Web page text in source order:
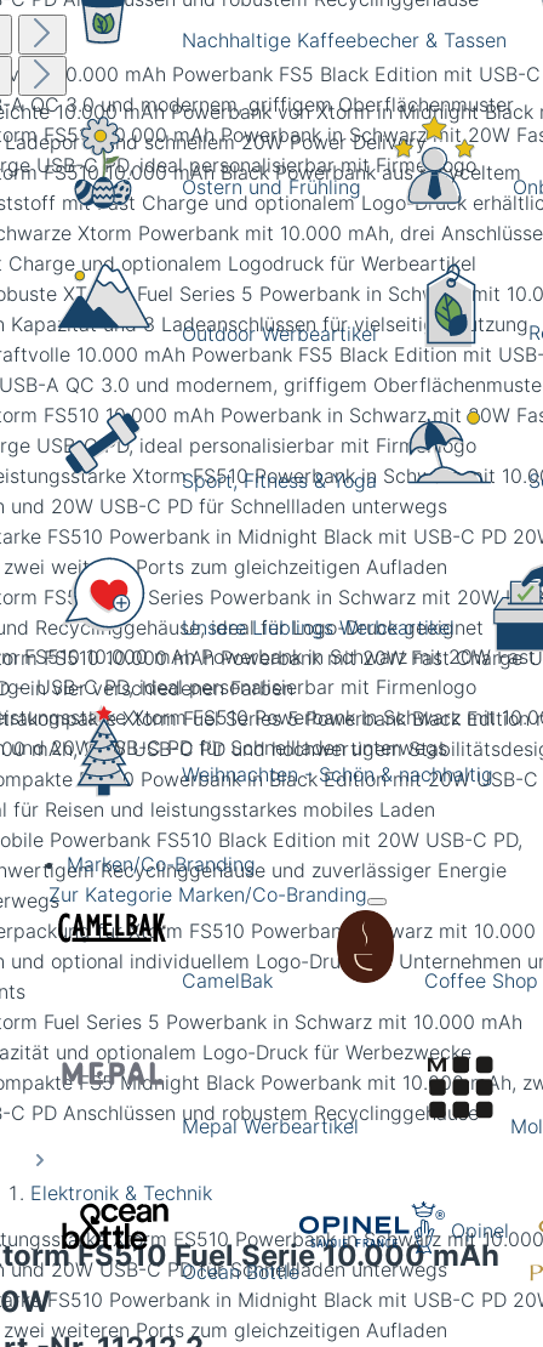
Nachhaltige Kaffeebecher & Tassen
Ostern und Frühling
Outdoor Werbeartikel
Sport, Fitness & Yoga
Unsere Lieblings Werbeartikel
Weihnachten - Schön & nachhaltig
Marken/Co-Branding
Zur Kategorie Marken/Co-Branding
CamelBak Coffee
Mepal Werbeartikel
Ocean Bottle
Opinel
10.000 mAh Powerbank FS5 Black Edition mit USB-C
A QC 3.0 und modernem, griffigem Oberflächenmuster
FS510 10.000 mAh Powerbank in Schwarz mit 20W Fast
USB-C PD, ideal personalisierbar mit Firmenlogo
Xtorm FS510 Powerbank in Schwarz mit 10.000
und 20W USB-C PD für Schnellladen unterwegs
Elektronik & Technik
FS510 Fuel Serie 10.000 mAh